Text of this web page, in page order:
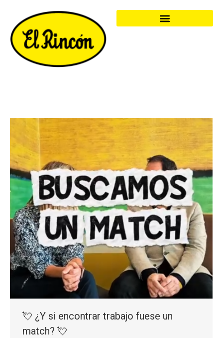
💘 ¿Y si encontrar trabajo fuese un
match? 💘